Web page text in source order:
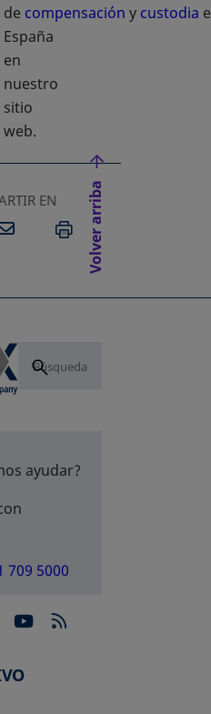
de compensación y custodia
España
en
nuestro
sitio
web.
EN
EN UNA PESTAÑA
ABRE EN UNA
EMAILIMPRIMIR
Volver arriba
ayudar?
709 5000
en una pestaña
en una pestaña
se abre en una
se abre en una